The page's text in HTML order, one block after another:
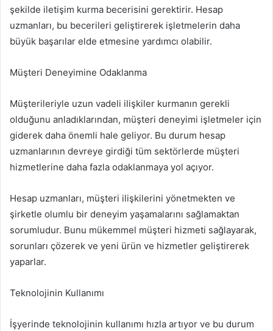
şekilde iletişim kurma becerisini gerektirir. Hesap
uzmanları, bu becerileri geliştirerek işletmelerin daha
büyük başarılar elde etmesine yardımcı olabilir.
Müşteri Deneyimine Odaklanma
Müşterileriyle uzun vadeli ilişkiler kurmanın gerekli
olduğunu anladıklarından, müşteri deneyimi işletmeler için
giderek daha önemli hale geliyor. Bu durum hesap
uzmanlarının devreye girdiği tüm sektörlerde müşteri
hizmetlerine daha fazla odaklanmaya yol açıyor.
Hesap uzmanları, müşteri ilişkilerini yönetmekten ve
şirketle olumlu bir deneyim yaşamalarını sağlamaktan
sorumludur. Bunu mükemmel müşteri hizmeti sağlayarak,
sorunları çözerek ve yeni ürün ve hizmetler geliştirerek
yaparlar.
Teknolojinin Kullanımı
İşyerinde teknolojinin kullanımı hızla artıyor ve bu durum